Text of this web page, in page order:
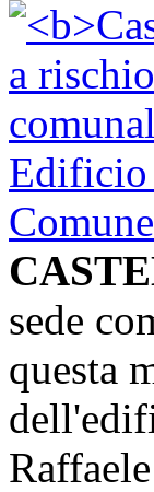
Edificio
Comune
sede
questa